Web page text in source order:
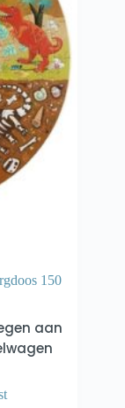
150
aan